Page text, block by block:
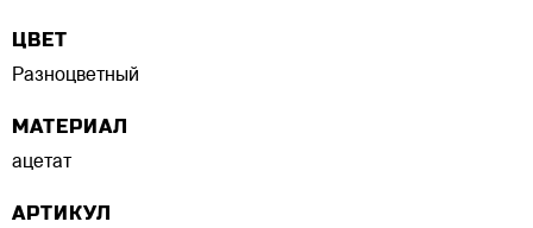
ЦВЕТ
Разноцветный
МАТЕРИАЛ
ацетат
АРТИКУЛ